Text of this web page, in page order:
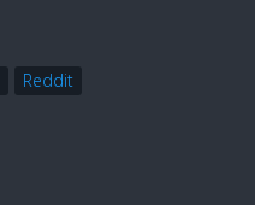
Reddit